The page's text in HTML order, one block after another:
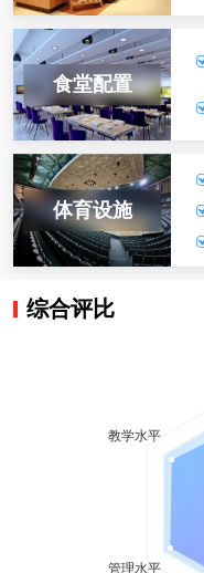
食堂配置
体育设施
综合评比